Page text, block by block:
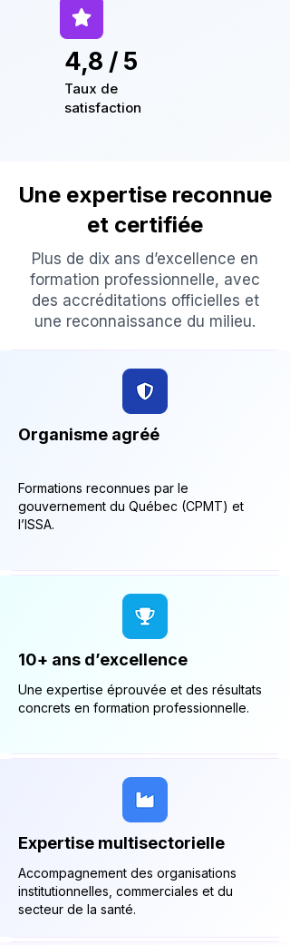
4,8 / 5
Taux de
satisfaction
Une expertise reconnue
et certifiée
Plus de dix ans d’excellence en
formation professionnelle, avec
des accréditations officielles et
une reconnaissance du milieu.
Organisme agréé
Formations reconnues par le
gouvernement du Québec (CPMT) et
l’ISSA.
10+ ans d’excellence
Une expertise éprouvée et des résultats
concrets en formation professionnelle.
Expertise multisectorielle
Accompagnement des organisations
institutionnelles, commerciales et du
secteur de la santé.